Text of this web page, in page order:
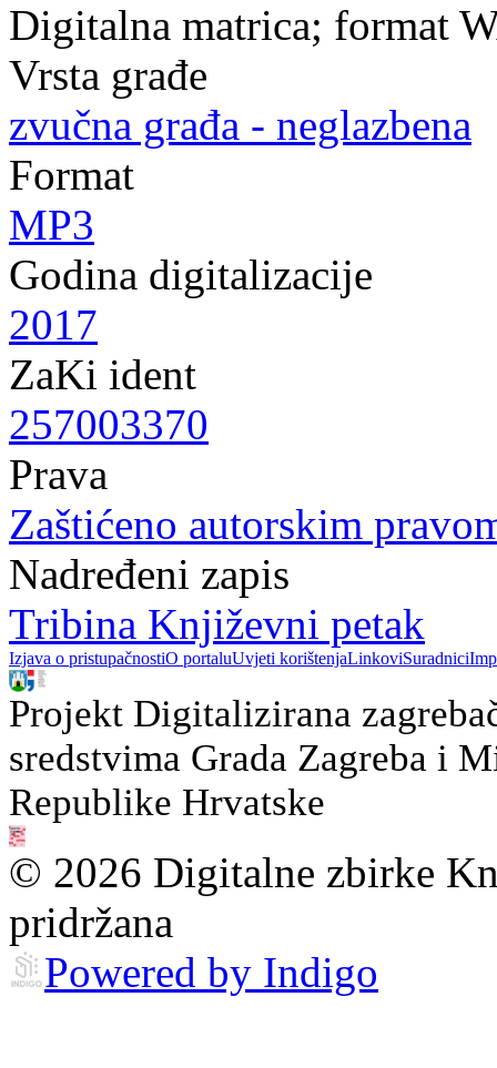
Digitalna matrica; format
Vrsta građe
zvučna građa - neglazbena
Format
MP3
Godina digitalizacije
2017
ZaKi ident
257003370
Prava
Zaštićeno autorskim
Nadređeni zapis
Tribina Književni petak
Izjava o pristupačnostiO portaluUvjeti korištenjaLinkoviSuradnici
Projekt Digitalizirana
sredstvima Grada Zagreba i
Republike Hrvatske
© 2026 Digitalne zbirke
pridržana
Powered by Indigo